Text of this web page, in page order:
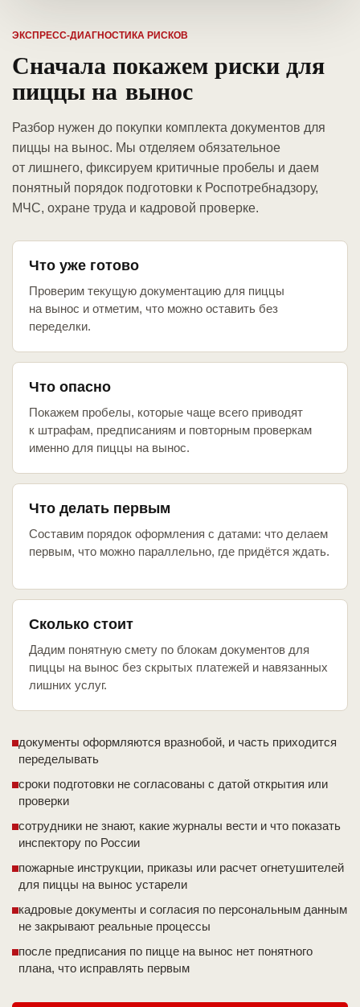
ЭКСПРЕСС-ДИАГНОСТИКА РИСКОВ
Сначала покажем риски для
пиццы на вынос
Разбор нужен до покупки комплекта документов для
пиццы на вынос. Мы отделяем обязательное
от лишнего, фиксируем критичные пробелы и даем
понятный порядок подготовки к Роспотребнадзору,
МЧС, охране труда и кадровой проверке.
Что уже готово
Проверим текущую документацию для пиццы
на вынос и отметим, что можно оставить без
переделки.
Что опасно
Покажем пробелы, которые чаще всего приводят
к штрафам, предписаниям и повторным проверкам
именно для пиццы на вынос.
Что делать первым
Составим порядок оформления с датами: что делаем
первым, что можно параллельно, где придётся ждать.
Сколько стоит
Дадим понятную смету по блокам документов для
пиццы на вынос без скрытых платежей и навязанных
лишних услуг.
документы оформляются вразнобой, и часть приходится
переделывать
сроки подготовки не согласованы с датой открытия или
проверки
сотрудники не знают, какие журналы вести и что показать
инспектору по России
пожарные инструкции, приказы или расчет огнетушителей
для пиццы на вынос устарели
кадровые документы и согласия по персональным данным
не закрывают реальные процессы
после предписания по пицце на вынос нет понятного
плана, что исправлять первым